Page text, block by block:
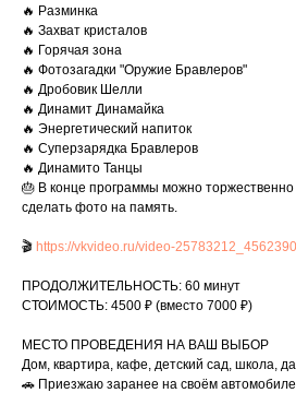
🔥 Разминка
🔥 Захват кристалов
🔥 Горячая зона
🔥 Фотозагадки "Оружие Бравлеров"
🔥 Дробовик Шелли
🔥 Динамит Динамайка
🔥 Энергетический напиток
🔥 Суперзарядка Бравлеров
🔥 Динамито Танцы
🎂 В конце программы можно торжественно
сделать фото на память.
🎬 https://vkvideo.ru/video-
ПРОДОЛЖИТЕЛЬНОСТЬ: 60 минут
СТОИМОСТЬ: 4500 ₽ (вместо 7000 ₽)
МЕСТО ПРОВЕДЕНИЯ НА ВАШ ВЫБОР
Дом, квартира, кафе, детский сад, школа,
🚗 Приезжаю заранее на своём автомобиле